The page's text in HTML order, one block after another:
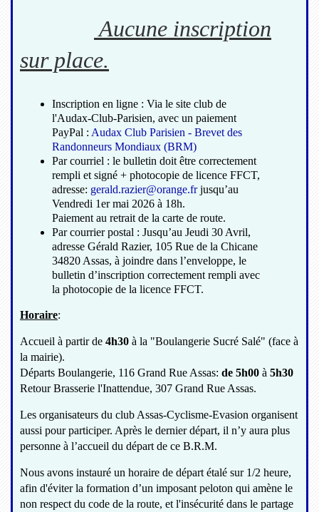
Aucune inscription
sur place.
Inscription en ligne : Via le site club de
l'Audax-Club-Parisien, avec un paiement
PayPal : Audax Club Parisien - Brevet des
Randonneurs Mondiaux (BRM)
Par courriel : le bulletin doit être correctement
rempli et signé + photocopie de licence FFCT,
adresse: gerald.razier@orange.frjusqu’au
Vendredi 1er mai 2026 à 18h.
Paiement au retrait de la carte de route.
Par courrier postal : Jusqu’au Jeudi 30 Avril,
adresse Gérald Razier, 105 Rue de la Chicane
34820 Assas, à joindre dans l’enveloppe, le
bulletin d’inscription correctement rempli avec
la photocopie de la licence FFCT.
Horaire:
Accueil à partir de 4h30 à la "Boulangerie Sucré Salé" (face à
la mairie).
Départs Boulangerie, 116 Grand Rue Assas: de 5h00 à 5h30
Retour Brasserie l'Inattendue, 307 Grand Rue Assas.
Les organisateurs du club Assas-Cyclisme-Evasion organisent
aussi pour participer. Après le dernier départ, il n’y aura plus
personne à l’accueil du départ de ce B.R.M.
Nous avons instauré un horaire de départ étalé sur 1/2 heure,
afin d'éviter la formation d’un imposant peloton qui amène le
non respect du code de la route, et l'insécurité dans le partage